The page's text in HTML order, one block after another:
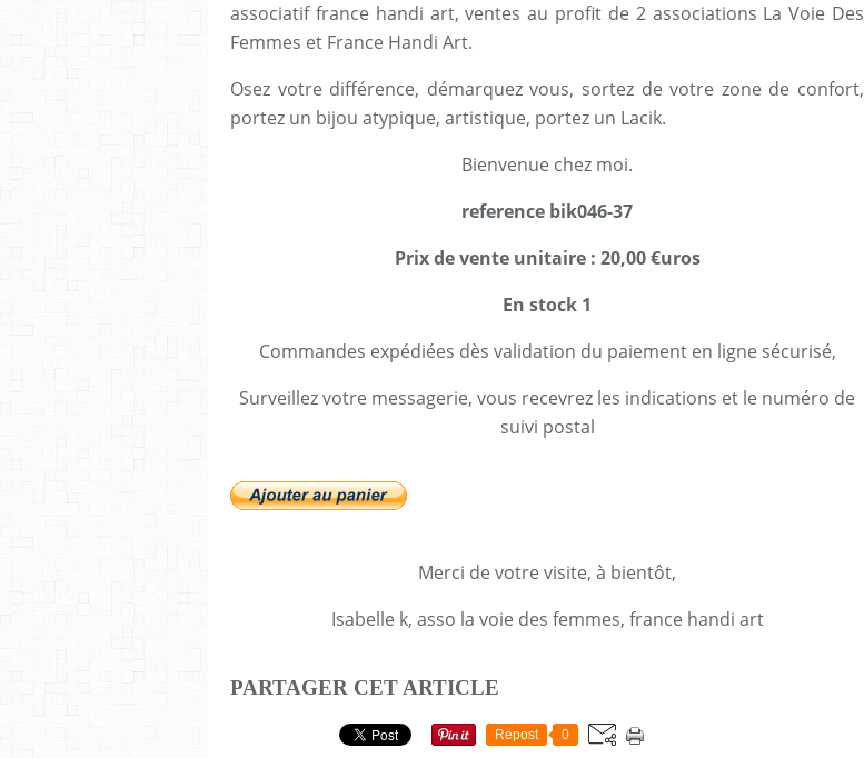
associatif france handi art, ventes au profit de 2 associations La Voie Des
Femmes et France Handi Art.
Osez votre différence, démarquez vous, sortez de votre zone de confort,
portez un bijou atypique, artistique, portez un Lacik.
Bienvenue chez moi.
reference bik046-37
Prix de vente unitaire : 20,00 €uros
En stock 1
Commandes expédiées dès validation du paiement en ligne sécurisé,
Surveillez votre messagerie, vous recevrez les indications et le numéro de
suivi postal
Merci de votre visite, à bientôt,
Isabelle k, asso la voie des femmes, france handi art
PARTAGER CET ARTICLE
Repost 0